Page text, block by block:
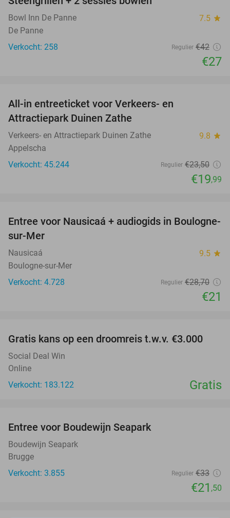
Bowl Inn De Panne 7.5 star
De Panne
Verkocht: 258
Regulier €42
€27
All-in entreeticket voor Verkeers- en
Attractiepark Duinen Zathe
Verkeers- en Attractiepark Duinen Zathe 9.8 star
Appelscha
Verkocht: 45.244
Regulier €23,50
€19,99
27%
Entree voor Nausicaá + audiogids in Boulogne-
sur-Mer
Nausicaá 9.5 star
Boulogne-sur-Mer
Verkocht: 4.728
Regulier €28,70
€21
Gratis kans op een droomreis t.w.v. €3.000
Social Deal Win
Online
Verkocht: 183.122
Gratis
Entree voor Boudewijn Seapark
Boudewijn Seapark
Brugge
Verkocht: 3.855
Regulier €33
€21 ,50